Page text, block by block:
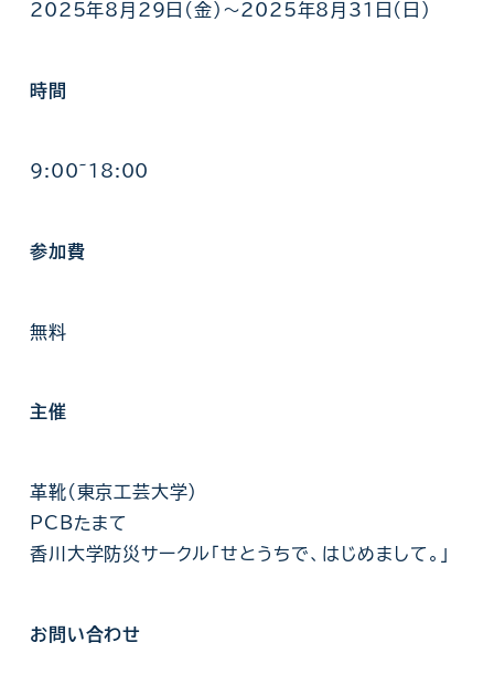
2025年8月29日(金)〜2025年8月31日(日)
時間
9:00~18:00
参加費
無料
主催
革靴(東京工芸大学)
PCBたまて
香川大学防災サークル｢せとうちで、はじめまして。｣
お問い合わせ